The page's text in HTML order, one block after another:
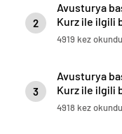
2
Avusturya
Kurz ile ilgili
4919 kez okundu
3
Avusturya
Kurz ile ilgili
4918 kez okundu